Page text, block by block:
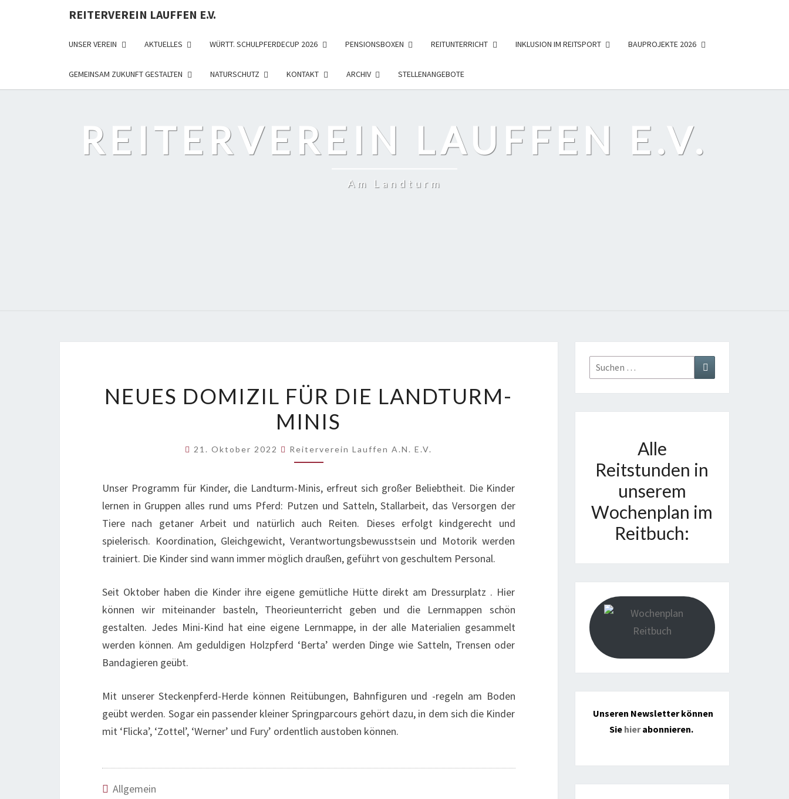
REITERVEREIN LAUFFEN E.V.
UNSER VEREIN AKTUELLES WÜRTT. SCHULPFERDECUP 2026 PENSIONSBOXEN REITUNTERRICHT INKLUSION IM REITSPORT BAUPROJEKTE 2026
GEMEINSAM ZUKUNFT GESTALTEN NATURSCHUTZ KONTAKT ARCHIV STELLENANGEBOTE
REITERVEREIN LAUFFEN E.V.
Am Landturm
DOMIZIL
FÜR
DIE
LANDTURM-
NEUES DOMIZIL FÜR DIE LANDTURM-
MINIS
21. Oktober 2022 Reiterverein Lauffen A.N. E.V.
Unser Programm für Kinder, die Landturm-Minis, erfreut sich großer Beliebtheit. Die Kinder
lernen in Gruppen alles rund ums Pferd: Putzen und Satteln, Stallarbeit, das Versorgen der
Tiere nach getaner Arbeit und natürlich auch Reiten. Dieses erfolgt kindgerecht und
spielerisch. Koordination, Gleichgewicht, Verantwortungsbewusstsein und Motorik werden
trainiert. Die Kinder sind wann immer möglich draußen, geführt von geschultem Personal.
Seit Oktober haben die Kinder ihre eigene gemütliche Hütte direkt am Dressurplatz . Hier
können wir miteinander basteln, Theorieunterricht geben und die Lernmappen schön
gestalten. Jedes Mini-Kind hat eine eigene Lernmappe, in der alle Materialien gesammelt
werden können. Am geduldigen Holzpferd ‘Berta’ werden Dinge wie Satteln, Trensen oder
Bandagieren geübt.
Mit unserer Steckenpferd-Herde können Reitübungen, Bahnfiguren und -regeln am Boden
geübt werden. Sogar ein passender kleiner Springparcours gehört dazu, in dem sich die Kinder
mit ‘Flicka’, ‘Zottel’, ‘Werner’ und Fury’ ordentlich austoben können.
Allgemein
Suchen
nach:
Suchen
Alle
Reitstunden in
unserem
Wochenplan im
Reitbuch:
Unseren Newsletter können
Sie hierabonnieren.